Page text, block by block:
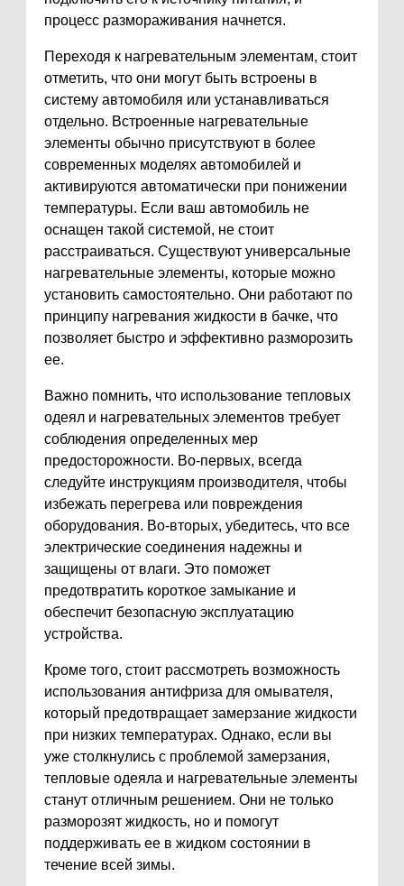
процесс размораживания начнется.
Переходя к нагревательным элементам, стоит
отметить, что они могут быть встроены в
систему автомобиля или устанавливаться
отдельно. Встроенные нагревательные
элементы обычно присутствуют в более
современных моделях автомобилей и
активируются автоматически при понижении
температуры. Если ваш автомобиль не
оснащен такой системой, не стоит
расстраиваться. Существуют универсальные
нагревательные элементы, которые можно
установить самостоятельно. Они работают по
принципу нагревания жидкости в бачке, что
позволяет быстро и эффективно разморозить
ее.
Важно помнить, что использование тепловых
одеял и нагревательных элементов требует
соблюдения определенных мер
предосторожности. Во-первых, всегда
следуйте инструкциям производителя, чтобы
избежать перегрева или повреждения
оборудования. Во-вторых, убедитесь, что все
электрические соединения надежны и
защищены от влаги. Это поможет
предотвратить короткое замыкание и
обеспечит безопасную эксплуатацию
устройства.
Кроме того, стоит рассмотреть возможность
использования антифриза для омывателя,
который предотвращает замерзание жидкости
при низких температурах. Однако, если вы
уже столкнулись с проблемой замерзания,
тепловые одеяла и нагревательные элементы
станут отличным решением. Они не только
разморозят жидкость, но и помогут
поддерживать ее в жидком состоянии в
течение всей зимы.